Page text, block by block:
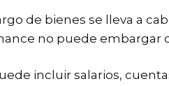
de bienes se lleva a
no puede embargar
incluir salarios,